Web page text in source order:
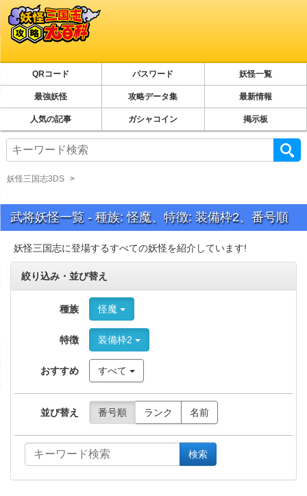
QRコード パスワード 妖怪一覧
最強妖怪 攻略データ集 最新情報
人気の記事 ガシャコイン 掲示板
妖怪三国志3DS
武将妖怪一覧 - 種族: 怪魔、特徴: 装備枠2、番号順
妖怪三国志に登場するすべての妖怪を紹介しています!
絞り込み・並び替え
種族 怪魔
特徴 装備枠2
おすすめ すべて
並び替え 番号順 ランク 名前
検索